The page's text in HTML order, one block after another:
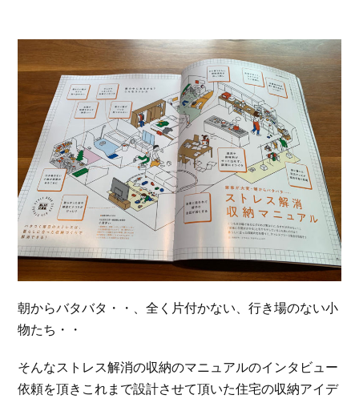
朝からバタバタ・・、全く片付かない、行き場のない小
物たち・・
そんなストレス解消の収納のマニュアルのインタビュー
依頼を頂きこれまで設計させて頂いた住宅の収納アイデ